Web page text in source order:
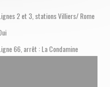
2 et 3, stations Villiers/ Rome
66, arrêt : La Condamine